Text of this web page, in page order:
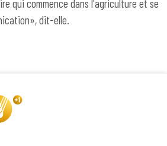
qui commence dans l'agriculture et se
dit-elle.